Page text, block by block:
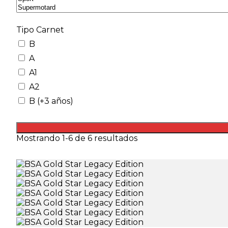
Tipo Carnet
B
A
A1
A2
B (+3 años)
Mostrando 1-6 de 6 resultados